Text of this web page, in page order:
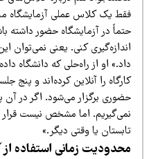
یک کلاس عملی آزمایشگاه مدار
در آزمایشگاه حضور داشته باشی تا
کنی. یعنی نمی‌توان این
او از راه‌حلی که دانشگاه داده
را آنلاین کرده‌اند و پنج جلسه
برگزار می‌شود. اگر در آن پنج
اما مشخص نیست قرار است
یا وقتی دیگر.»
زمانی استفاده از